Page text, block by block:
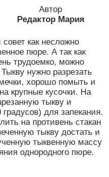
Автор
Редактор Мария
как несложно
пюре. А так как
трудоемко, можно
нужно разрезать
хорошо помыть и
крупные кусочки. На
тыкву и
для запекания.
на противень стакан
тыкву достать и
тыквенную массу
однородного пюре.